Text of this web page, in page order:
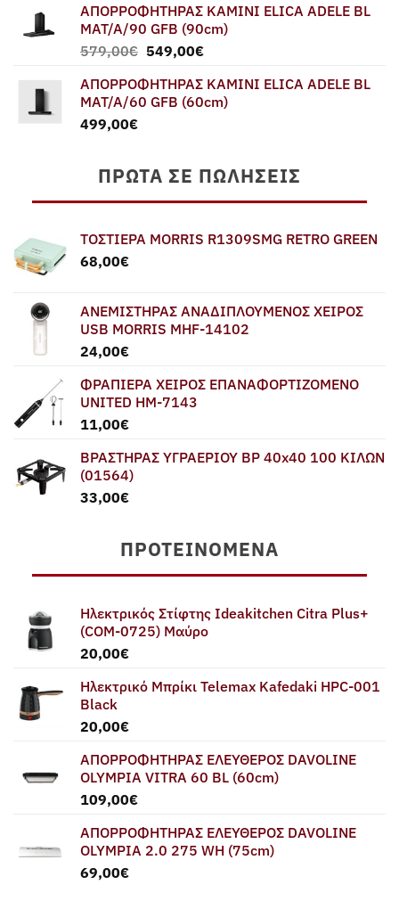
ΑΠΟΡΡΟΦΗΤΗΡΑΣ ΚΑΜΙΝΙ ELICA ADELE BL
MAT/A/90 GFB (90cm)
579,00€ Original
was:
579,00€.
549,00€Η
τιμή
είναι:
ΑΠΟΡΡΟΦΗΤΗΡΑΣ ΚΑΜΙΝΙ ELICA ADELE BL
MAT/A/60 GFB (60cm)
499,00€
ΠΡΏΤΑ ΣΕ ΠΩΛΉΣΕΙΣ
ΤΟΣΤΙΕΡΑ MORRIS R1309SMG RETRO GREEN
68,00€
ΑΝΕΜΙΣΤΗΡΑΣ ΑΝΑΔΙΠΛΟΥΜΕΝΟΣ ΧΕΙΡΟΣ
USB MORRIS MHF-14102
24,00€
ΦΡΑΠΙΕΡΑ ΧΕΙΡΟΣ ΕΠΑΝΑΦΟΡΤΙΖΟΜΕΝΟ
UNITED HM-7143
11,00€
ΒΡΑΣΤΗΡΑΣ ΥΓΡΑΕΡΙΟΥ BP 40x40 100 ΚΙΛΩΝ
(01564)
33,00€
ΠΡΟΤΕΙΝΌΜΕΝΑ
Ηλεκτρικός Στίφτης Ideakitchen Citra Plus+
(COM-0725) Μαύρο
20,00€
Ηλεκτρικό Μπρίκι Telemax Kafedaki HPC-001
Black
20,00€
ΑΠΟΡΡΟΦΗΤΗΡΑΣ ΕΛΕΥΘΕΡΟΣ DAVOLINE
OLYMPIA VITRA 60 BL (60cm)
109,00€
ΑΠΟΡΡΟΦΗΤΗΡΑΣ ΕΛΕΥΘΕΡΟΣ DAVOLINE
OLYMPIA 2.0 275 WH (75cm)
69,00€